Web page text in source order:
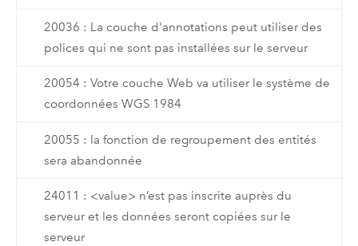
20036 : La couche d'annotations peut utiliser des
polices qui ne sont pas installées sur le serveur
20054 : Votre couche Web va utiliser le système de
coordonnées WGS 1984
20055 : la fonction de regroupement des entités
sera abandonnée
24011 : <value> n’est pas inscrite auprès du
serveur et les données seront copiées sur le
serveur